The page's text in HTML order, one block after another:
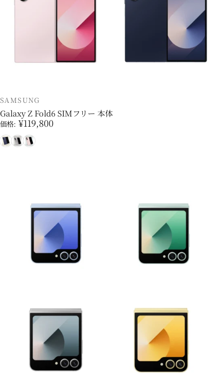
販売業者
SAMSUNG
Galaxy Z Fold6 SIMフリー 本体
価格: ¥119,800
ネイビー
シルバー
ピンク